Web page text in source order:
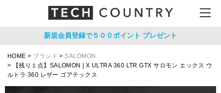
新規会員登録で５００ポイント プレゼント
HOME ブランド
SALOMON
【残り１点】SALOMON | X ULTRA 360 LTR GTX サロモン エックス ウ
ルトラ 360 レザー ゴアテックス